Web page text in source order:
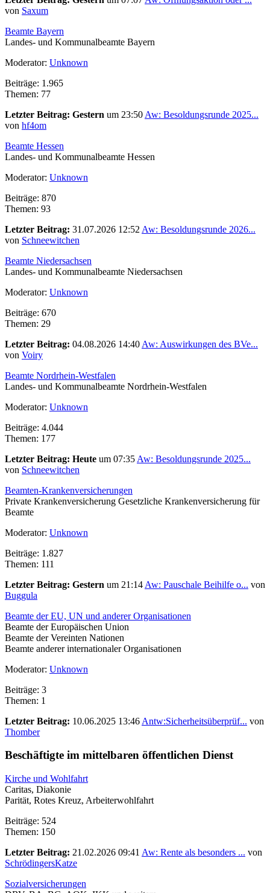
von Saxum
Beamte Bayern
Landes- und Kommunalbeamte Bayern
Moderator: Unknown
Beiträge: 1.965
Themen: 77
Letzter Beitrag: Gestern um 23:50 Aw: Besoldungsrunde 2025...
von hf4om
Beamte Hessen
Landes- und Kommunalbeamte Hessen
Moderator: Unknown
Beiträge: 870
Themen: 93
Letzter Beitrag: 31.07.2026 12:52 Aw: Besoldungsrunde 2026...
von Schneewitchen
Beamte Niedersachsen
Landes- und Kommunalbeamte Niedersachsen
Moderator: Unknown
Beiträge: 670
Themen: 29
Letzter Beitrag: 04.08.2026 14:40 Aw: Auswirkungen des BVe...
von Voiry
Beamte Nordrhein-Westfalen
Landes- und Kommunalbeamte Nordrhein-Westfalen
Moderator: Unknown
Beiträge: 4.044
Themen: 177
Letzter Beitrag: Heute um 07:35 Aw: Besoldungsrunde 2025...
von Schneewitchen
Beamten-Krankenversicherungen
Private Krankenversicherung Gesetzliche Krankenversicherung für
Beamte
Moderator: Unknown
Beiträge: 1.827
Themen: 111
Letzter Beitrag: Gestern um 21:14 Aw: Pauschale Beihilfe o... von
Buggula
Beamte der EU, UN und anderer Organisationen
Beamte der Europäischen Union
Beamte der Vereinten Nationen
Beamte anderer internationaler Organisationen
Moderator: Unknown
Beiträge: 3
Themen: 1
Letzter Beitrag: 10.06.2025 13:46 Antw:Sicherheitsüberprüf... von
Thomber
Beschäftigte im mittelbaren öffentlichen Dienst
Kirche und Wohlfahrt
Caritas, Diakonie
Parität, Rotes Kreuz, Arbeiterwohlfahrt
Beiträge: 524
Themen: 150
Letzter Beitrag: 21.02.2026 09:41 Aw: Rente als besonders ... von
SchrödingersKatze
Sozialversicherungen